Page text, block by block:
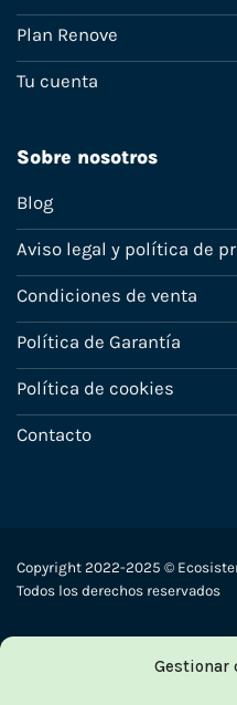
Gestionar
Plan Renove
Tu cuenta
Sobre nosotros
Blog
Aviso legal y política de
Condiciones de venta
Política de Garantía
Política de cookies
Contacto
Copyright 2022-2025 ©
Todos los derechos reservados
PayPal